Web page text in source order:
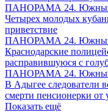
ПАНОРАМА 24. Южный
Четырех молодых
приветствие
ПАНОРАМА 24. Южный
Краснодарские
расправившуюся с
ПАНОРАМА 24. Южный
В Адыгее следователи
смерти пенсионерки от
Показать ещё